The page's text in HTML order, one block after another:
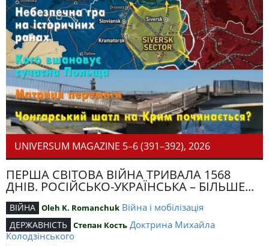
UNIVERSUM MAGAZINE 5–6 (391–392), 2026
ПЕРША СВІТОВА ВІЙНА ТРИВАЛА 1568
ДНІВ. РОСІЙСЬКО-УКРАЇНСЬКА – БІЛЬШЕ...
ВІЙНА Oleh K. Romanchuk Війна і мобілізація
ДЕРЖАВНІСТЬ Степан Кость Доктрина Михайла
Колодзінського